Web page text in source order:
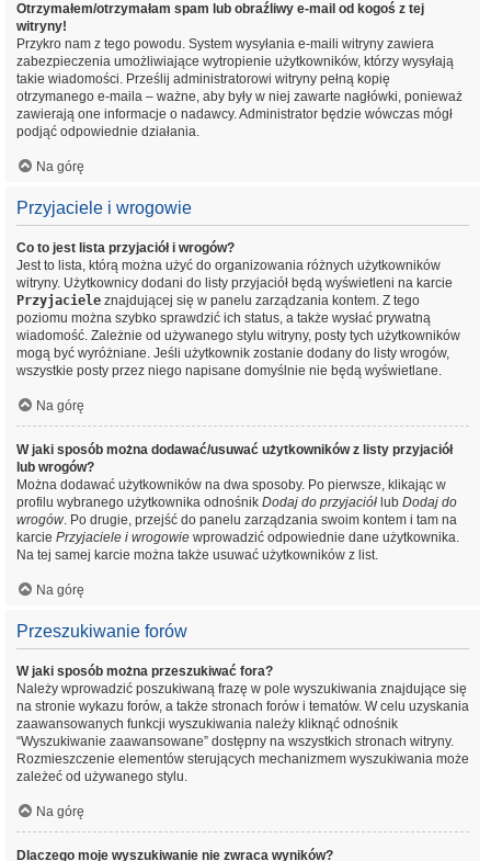
Otrzymałem/otrzymałam spam lub obraźliwy e-mail od kogoś z tej
witryny!
Przykro nam z tego powodu. System wysyłania e-maili witryny zawiera
zabezpieczenia umożliwiające wytropienie użytkowników, którzy wysyłają
takie wiadomości. Prześlij administratorowi witryny pełną kopię
otrzymanego e-maila – ważne, aby były w niej zawarte nagłówki, ponieważ
zawierają one informacje o nadawcy. Administrator będzie wówczas mógł
podjąć odpowiednie działania.
Na górę
Przyjaciele i wrogowie
Co to jest lista przyjaciół i wrogów?
Jest to lista, którą można użyć do organizowania różnych użytkowników
witryny. Użytkownicy dodani do listy przyjaciół będą wyświetleni na karcie
Przyjaciele znajdującej się w panelu zarządzania kontem. Z tego
poziomu można szybko sprawdzić ich status, a także wysłać prywatną
wiadomość. Zależnie od używanego stylu witryny, posty tych użytkowników
mogą być wyróżniane. Jeśli użytkownik zostanie dodany do listy wrogów,
wszystkie posty przez niego napisane domyślnie nie będą wyświetlane.
Na górę
W jaki sposób można dodawać/usuwać użytkowników z listy przyjaciół
lub wrogów?
Można dodawać użytkowników na dwa sposoby. Po pierwsze, klikając w
profilu wybranego użytkownika odnośnik Dodaj do przyjaciół lub Dodaj do
wrogów. Po drugie, przejść do panelu zarządzania swoim kontem i tam na
karcie Przyjaciele i wrogowie wprowadzić odpowiednie dane użytkownika.
Na tej samej karcie można także usuwać użytkowników z list.
Na górę
Przeszukiwanie forów
W jaki sposób można przeszukiwać fora?
Należy wprowadzić poszukiwaną frazę w pole wyszukiwania znajdujące się
na stronie wykazu forów, a także stronach forów i tematów. W celu uzyskania
zaawansowanych funkcji wyszukiwania należy kliknąć odnośnik
“Wyszukiwanie zaawansowane” dostępny na wszystkich stronach witryny.
Rozmieszczenie elementów sterujących mechanizmem wyszukiwania może
zależeć od używanego stylu.
Na górę
Dlaczego moje wyszukiwanie nie zwraca wyników?